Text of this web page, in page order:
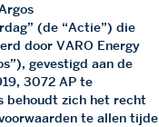
(de “Actie”) die
door VARO Energy
gevestigd aan de
3072 AP te
behoudt zich het recht
te allen tijde